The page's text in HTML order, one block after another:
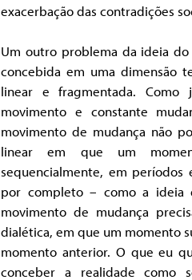
exacerbação das contradições
Um outro problema da ideia do
concebida em uma dimensão
linear e fragmentada.
movimento e constante
movimento de mudança não
linear em que um
sequencialmente, em
por completo – como a ideia
movimento de mudança
dialética, em que um momento
momento anterior. O que eu
conceber a realidade como